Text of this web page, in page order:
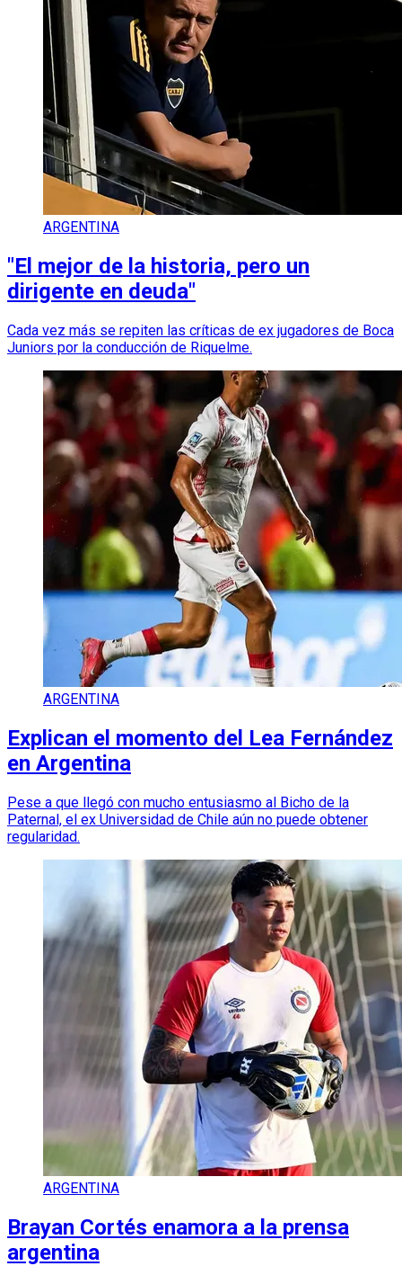
ARGENTINA
"El mejor de la historia, pero un
dirigente en deuda"
Cada vez más se repiten las críticas de ex jugadores de Boca
Juniors por la conducción de Riquelme.
ARGENTINA
Explican el momento del Lea Fernández
en Argentina
Pese a que llegó con mucho entusiasmo al Bicho de la
Paternal, el ex Universidad de Chile aún no puede obtener
regularidad.
ARGENTINA
Brayan Cortés enamora a la prensa
argentina